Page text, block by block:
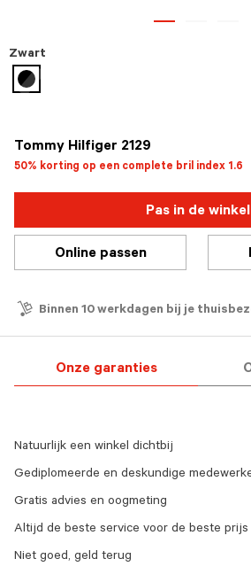
Tommy Hilfiger 2129
50% korting op een complete bril index 1.6
Zwart
geselecteerd
Pas in de winkel
Online passen
Binnen 10 werkdagen bij je
Onze garanties
Natuurlijk een winkel dichtbij
Gediplomeerde en deskundige
Gratis advies en oogmeting
Altijd de beste service voor de beste prijs
Niet goed, geld terug